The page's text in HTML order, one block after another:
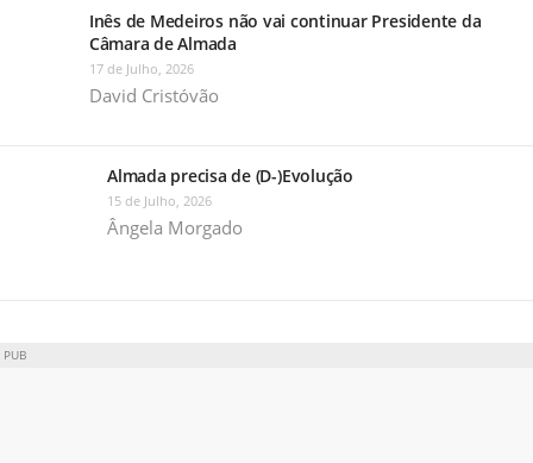
Inês de Medeiros não vai continuar Presidente da
Câmara de Almada
17 de Julho, 2026
David Cristóvão
Almada precisa de (D-)Evolução
15 de Julho, 2026
Ângela Morgado
PUB